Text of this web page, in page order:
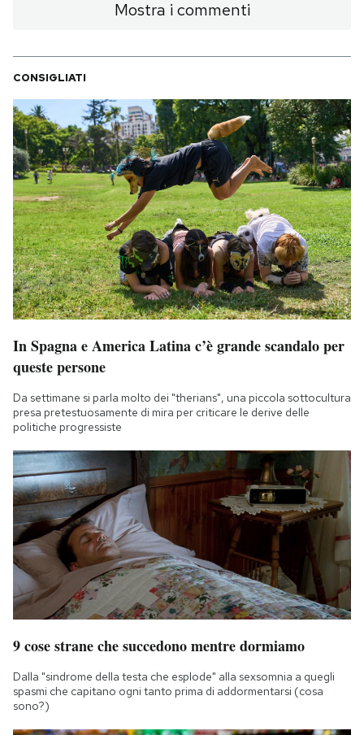
Mostra i commenti
CONSIGLIATI
In Spagna e America Latina c’è grande scandalo per
queste persone
Da settimane si parla molto dei "therians", una piccola sottocultura
presa pretestuosamente di mira per criticare le derive delle
politiche progressiste
9 cose strane che succedono mentre dormiamo
Dalla "sindrome della testa che esplode" alla sexsomnia a quegli
spasmi che capitano ogni tanto prima di addormentarsi (cosa
sono?)